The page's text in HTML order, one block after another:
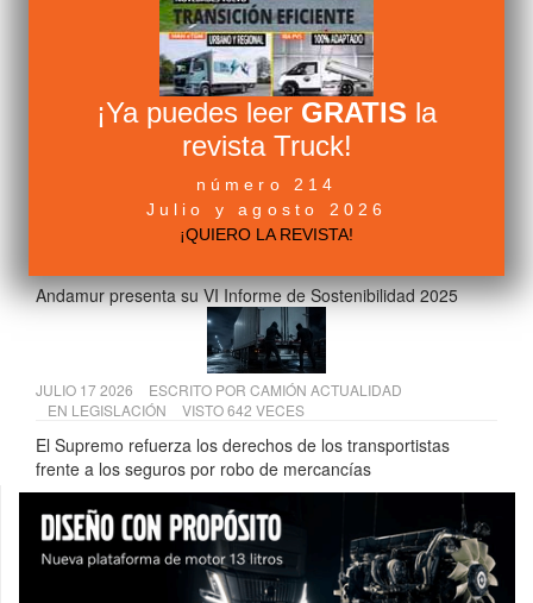
ESCRITO PORALVARO PEDROCHE
FABRICANTES VISTO 654 VECES
AMH comercializará las furgonetas eléctricas Farizon en
ESCRITO PORALVARO PEDROCHE
Andamur presenta su VI Informe de Sostenibilidad 2025
JULIO 17 2026 ESCRITO POR CAMIÓN ACTUALIDAD
EN LEGISLACIÓN VISTO 642 VECES
El Supremo refuerza los derechos de los transportistas
frente a los seguros por robo de mercancías
¡Ya puedes leer GRATIS la
revista Truck!
número 214
Julio y agosto 2026
¡QUIERO LA REVISTA!